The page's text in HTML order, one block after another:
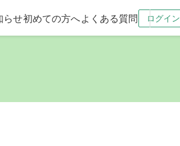
らせ初めての方へよくある質問 ログイン